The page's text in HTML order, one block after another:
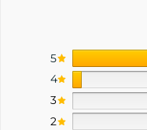
5
4
3
2